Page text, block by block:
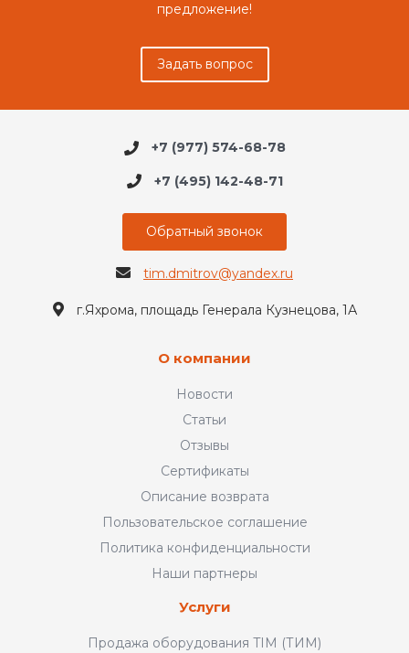
предложение!
Задать вопрос
+7 (977) 574-68-78
+7 (495) 142-48-71
Обратный звонок
tim.dmitrov@yandex.ru
г.Яхрома, площадь Генерала Кузнецова, 1А
О компании
Новости
Статьи
Отзывы
Сертификаты
Описание возврата
Пользовательское соглашение
Политика конфиденциальности
Наши партнеры
Услуги
Продажа оборудования TIM (ТИМ)